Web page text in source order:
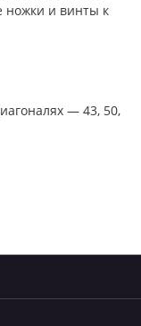
ножки и винты к
— 43, 50,